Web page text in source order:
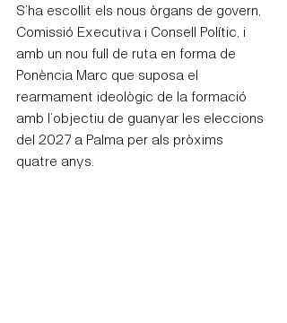
S’ha escollit els nous òrgans de govern,
Comissió Executiva i Consell Polític, i
amb un nou full de ruta en forma de
Ponència Marc que suposa el
rearmament ideològic de la formació
amb l’objectiu de guanyar les eleccions
del 2027 a Palma per als pròxims
quatre anys.